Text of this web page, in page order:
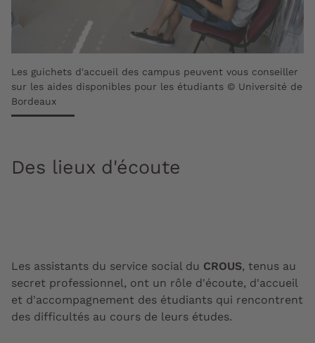
Les guichets d'accueil des campus peuvent vous conseiller
sur les aides disponibles pour les étudiants © Université de
Bordeaux
Des lieux d'écoute
Les assistants du service social du CROUS, tenus au
secret professionnel, ont un rôle d'écoute, d'accueil
et d'accompagnement des étudiants qui rencontrent
des difficultés au cours de leurs études.